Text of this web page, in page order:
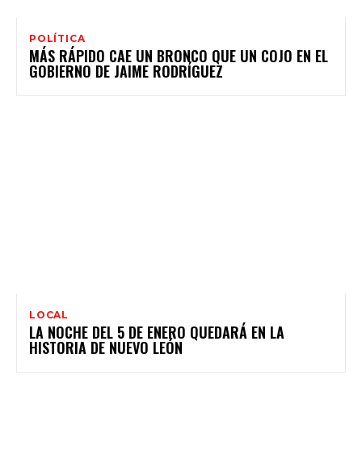
POLÍTICA
MÁS RÁPIDO CAE UN BRONCO QUE UN COJO EN EL
GOBIERNO DE JAIME RODRÍGUEZ
LOCAL
LA NOCHE DEL 5 DE ENERO QUEDARÁ EN LA
HISTORIA DE NUEVO LEÓN